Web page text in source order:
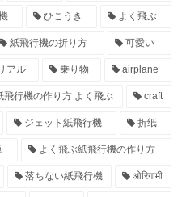
ひこうき よく飛ぶ
紙飛行機の折り方 可愛い
アル 乗り物 airplane
飛行機の作り方 よく飛ぶ craft
ジェット紙飛行機 折纸
よく飛ぶ紙飛行機の作り方
落ちない紙飛行機 ओरिगामी